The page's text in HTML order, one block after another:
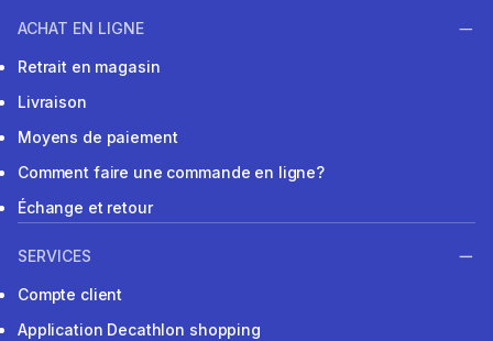
ACHAT EN LIGNE
Retrait en magasin
Livraison
Moyens de paiement
Comment faire une commande en ligne?
Échange et retour
SERVICES
Compte client
Application Decathlon shopping